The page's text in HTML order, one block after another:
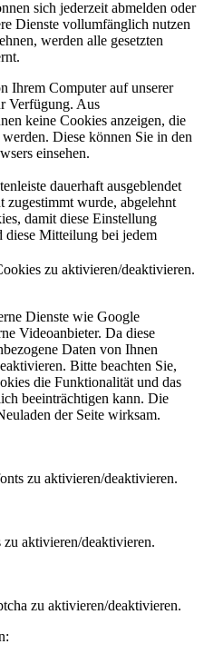
sich jederzeit abmelden oder
Dienste vollumfänglich nutzen
werden alle gesetzten
Ihrem Computer auf unserer
Verfügung. Aus
keine Cookies anzeigen, die
Diese können Sie in den
einsehen.
dauerhaft ausgeblendet
wurde, abgelehnt
damit diese Einstellung
Mitteilung bei jedem
zu aktivieren/deaktivieren.
Dienste wie Google
Videoanbieter. Da diese
Daten von Ihnen
Bitte beachten Sie,
die Funktionalität und das
beeinträchtigen kann. Die
der Seite wirksam.
zu aktivieren/deaktivieren.
aktivieren/deaktivieren.
zu aktivieren/deaktivieren.